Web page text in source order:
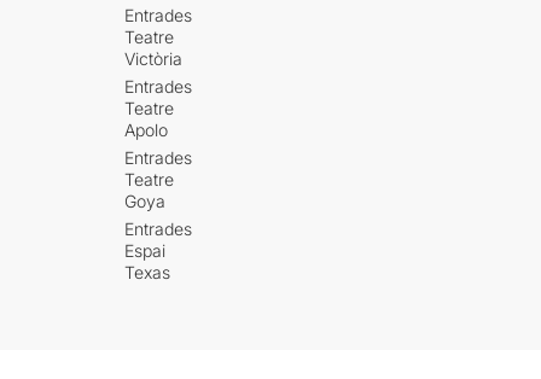
Entrades
Teatre
Victòria
Entrades
Teatre
Apolo
Entrades
Teatre
Goya
Entrades
Espai
Texas